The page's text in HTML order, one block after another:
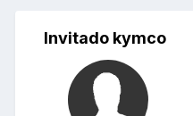
Invitado kymco